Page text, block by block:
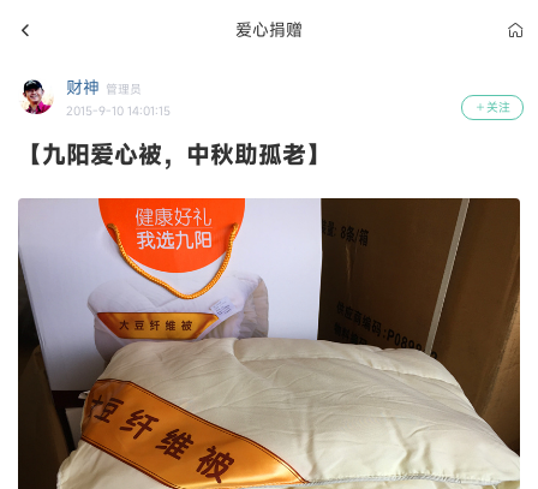
爱心捐赠
财神 管理员
2015-9-10 14:01:15
关注
【九阳爱心被，中秋助孤老】